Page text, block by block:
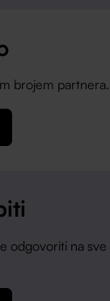
brojem partnera.
odgovoriti na